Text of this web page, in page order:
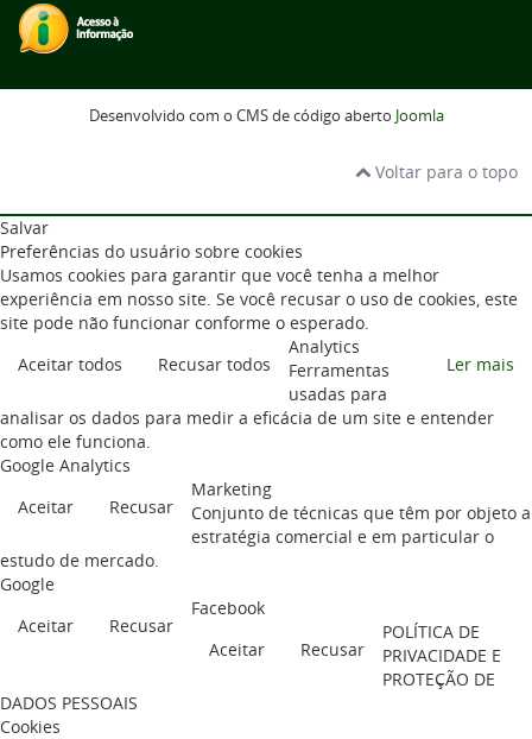
Desenvolvido com o CMS de código aberto Joomla
Voltar para o topo
Salvar
Preferências do usuário sobre cookies
Usamos cookies para garantir que você tenha a melhor
experiência em nosso site. Se você recusar o uso de cookies, este
site pode não funcionar conforme o esperado.
Aceitar todos
Recusar todos Ler mais
Analytics
Ferramentas
usadas para
analisar os dados para medir a eficácia de um site e entender
como ele funciona.
Google Analytics
Aceitar
Recusar
Marketing
Conjunto de técnicas que têm por objeto a
estratégia comercial e em particular o
estudo de mercado.
Google
Aceitar
Recusar
Facebook
Aceitar
Recusar
POLÍTICA DE
PRIVACIDADE E
PROTEÇÃO DE
DADOS PESSOAIS
Cookies